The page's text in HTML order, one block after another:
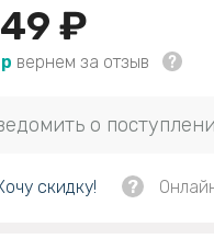
₽
вернем за отзыв
о
скидку! ?